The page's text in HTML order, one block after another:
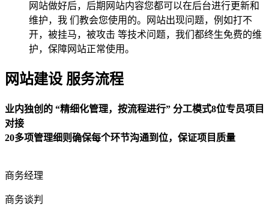
网站做好后，后期网站内容您都可以在后台进行更新和
维护，我 们教会您使用的。网站出现问题，例如打不
开，被挂马，被攻击 等技术问题，我们都终生免费的维
护，保障网站正常使用。
网站建设 服务流程
业内独创的 “精细化管理，按流程进行” 分工模式8位专员项目
对接
20多项管理细则确保每个环节沟通到位，保证项目质量
商务经理
商务谈判